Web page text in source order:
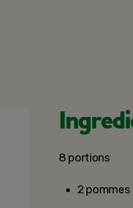
8 portions
2 pommes